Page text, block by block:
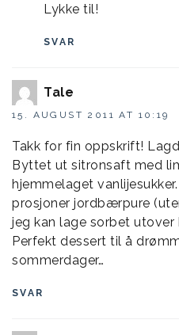
Lykke til!
SVAR
Tale
15. AUGUST 2011 AT 10:19
Takk for fin oppskrift!
Byttet ut sitronsaft med
hjemmelaget
prosjoner jordbærpure
jeg kan lage sorbet utover
Perfekt dessert til å
sommerdager…
SVAR